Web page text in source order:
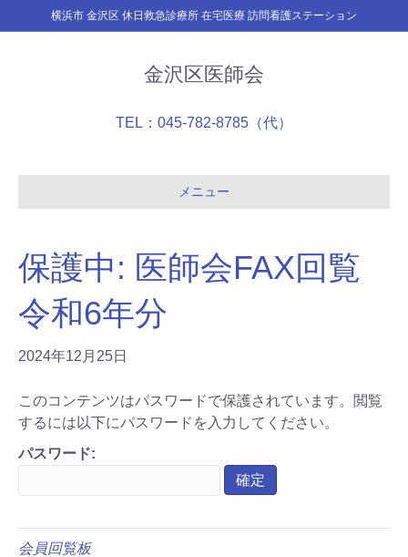
横浜市 金沢区 休日救急診療所 在宅医療 訪問看護ステーション
金沢区医師会
TEL：045-782-8785（代）
メニュー
保護中: 医師会FAX回覧
令和6年分
2024年12月25日
このコンテンツはパスワードで保護されています。閲覧
するには以下にパスワードを入力してください。
パスワード:
会員回覧板